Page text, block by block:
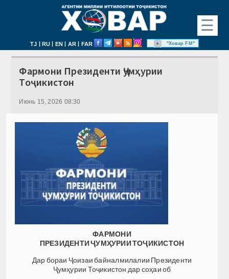
☰
TJ | RU | EN | AR | FAR "Ховар FM"
Фармони Президенти Ҷумҳурии
Тоҷикистон
Июнь 15, 2026 08:30
ФАРМОНИ
ПРЕЗИДЕНТИ ҶУМҲУРИИ ТОҶИКИСТОН
Дар бораи Ҷоизаи байналмилалии Президенти
Ҷумҳурии Тоҷикистон дар соҳаи об